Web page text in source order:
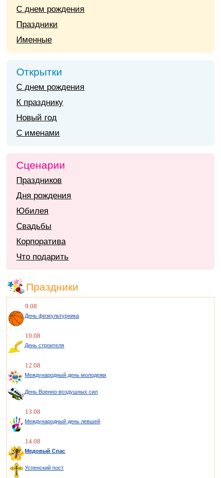
С днем рождения
Праздники
Именные
Открытки
С днем рождения
К празднику
Новый год
С именами
Сценарии
Праздников
Дня рождения
Юбилея
Свадьбы
Корпоратива
Что подарить
Праздники
9.08
День физкультурника
10.08
День строителя
12.08
Международный день молодежи
День Военно-воздушных сил
13.08
Международный день левшей
14.08
Медовый Спас
Успенский пост